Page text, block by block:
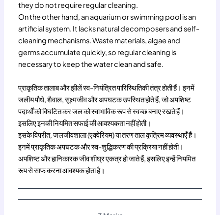
they do not require regular cleaning.
On the other hand, an aquarium or swimming pool is an
artificial system. It lacks natural decomposers and self-
cleaning mechanisms. Waste materials, algae and
germs accumulate quickly, so regular cleaning is
necessary to keep the water clean and safe.
प्राकृतिक तालाब और झीलें स्व-नियंत्रित पारिस्थितिकी तंत्र होती हैं। इनमें
जलीय पौधे, शैवाल, सूक्ष्मजीव और अपघटक उपस्थित होते हैं, जो अपशिष्ट
पदार्थों को विघटित कर जल को स्वाभाविक रूप से स्वच्छ बनाए रखते हैं।
इसलिए इनकी नियमित सफाई की आवश्यकता नहीं होती।
इसके विपरीत, जलजीवशाला (एक्वेरियम) या तरण ताल कृत्रिम व्यवस्थाएँ हैं।
इनमें प्राकृतिक अपघटक और स्व-शुद्धिकरण की प्रक्रिया नहीं होती।
अपशिष्ट और हानिकारक जीव शीघ्र एकत्र हो जाते हैं, इसलिए इन्हें नियमित
रूप से साफ करना आवश्यक होता है।